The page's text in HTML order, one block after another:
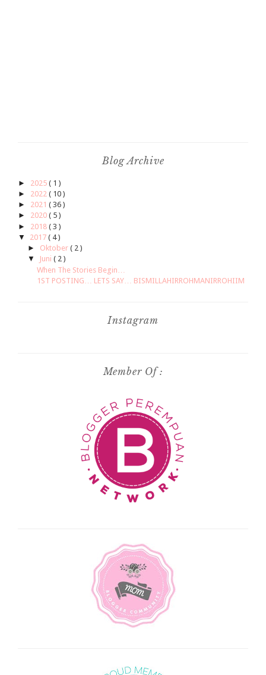
Blog Archive
► 2025 ( 1 )
► 2022 ( 10 )
► 2021 ( 36 )
► 2020 ( 5 )
► 2018 ( 3 )
▼
2017 ( 4 )
► Oktober ( 2 )
▼
Juni ( 2 )
When The Stories Begin…
1ST POSTING… LETS SAY… BISMILLAHIRROHMANIRROHIIM
Instagram
Member Of :